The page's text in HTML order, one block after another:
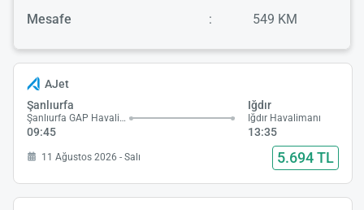
Mesafe : 549 KM
AJet
Şanlıurfa
Şanlıurfa GAP Havalimanı
09:45
Iğdır
Iğdır Havalimanı
13:35
11 Ağustos 2026 - Salı 5.694 TL